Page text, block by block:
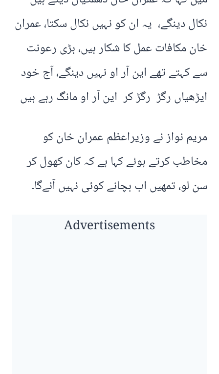
نکال دینگے، یہ ان کو نہیں نکال سکتا، عمران
خان مکافات عمل کا شکار ہیں، بڑی رعونت
سے کہتے تھے این آر او نہیں دینگے، آج خود
ایڑھیاں رگڑ رگڑ کر این آر او مانگ رہے ہیں
مریم نواز نے وزیراعظم عمران خان کو
مخاطب کرتے ہوئے کہا ہے کہ کان کھول کر
سن لو، تمھیں اب بچانے کوئی نہیں آئےگا۔
Advertisements